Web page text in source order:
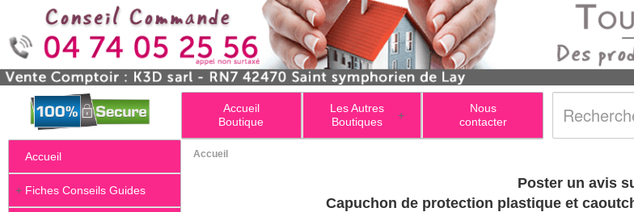
Accueil
Boutique
+
Les Autres
Boutiques
Nous
contacter
Accueil
+ Fiches Conseils Guides
Accueil
Poster un avis
Capuchon de protection plastique et